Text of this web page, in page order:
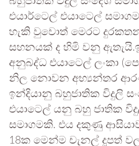
එයාර්ටෙල් එයාටෙල්
හැකි වුවොත් මෙරට
සහනයක් ද හිමි වනු
අනුබද්ධ එයාටෙල් ලංකා
නිල නොවන අභ්‍යන්තර
ඉන්දියානු බහුජාතික විදුලි
එයාටෙල් යනු බහු ජාතික
සමාගමකි. එය දකුණු ආසියාව
18ක මෙන්ම චැනල් දූපත් වල